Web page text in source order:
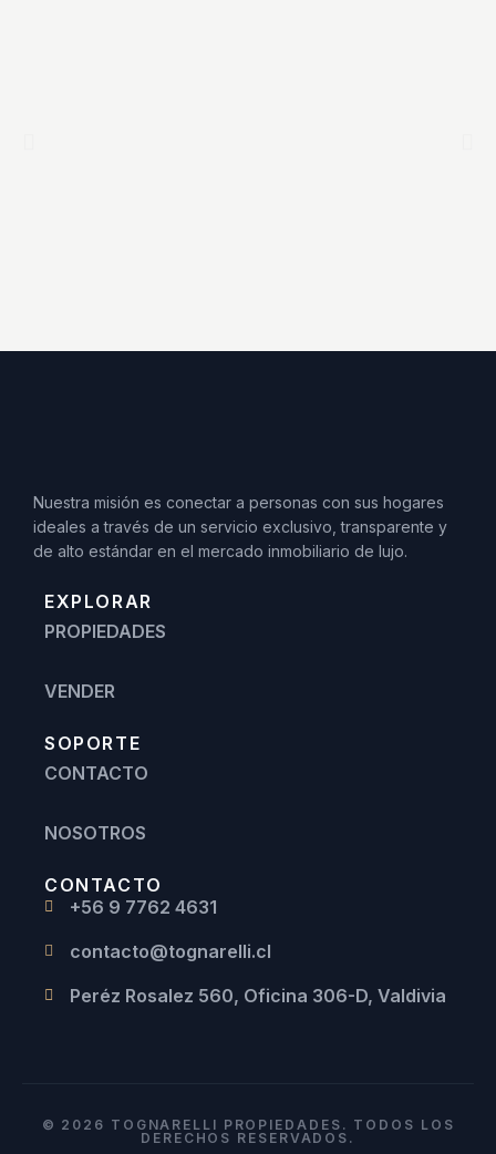
Nuestra misión es conectar a personas con sus hogares
ideales a través de un servicio exclusivo, transparente y
de alto estándar en el mercado inmobiliario de lujo.
EXPLORAR
PROPIEDADES
VENDER
SOPORTE
CONTACTO
NOSOTROS
CONTACTO
+56 9 7762 4631
contacto@tognarelli.cl
Peréz Rosalez 560, Oficina 306-D, Valdivia
© 2026 TOGNARELLI PROPIEDADES. TODOS LOS
DERECHOS RESERVADOS.